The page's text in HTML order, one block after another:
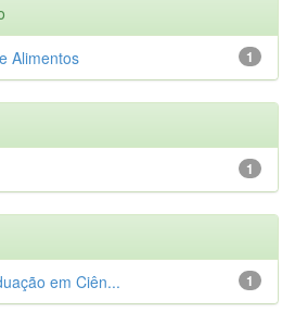
1
Alimentos
1
1
em Ciên...